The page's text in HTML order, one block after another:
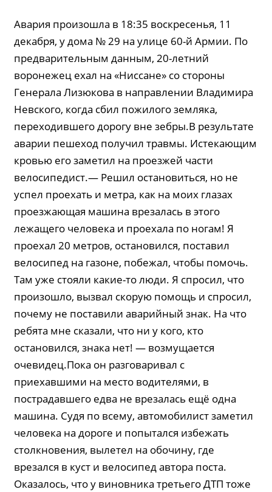
Авария произошла в 18:35 воскресенья, 11
декабря, у дома № 29 на улице 60-й Армии. По
предварительным данным, 20-летний
воронежец ехал на «Ниссане» со стороны
Генерала Лизюкова в направлении Владимира
Невского, когда сбил пожилого земляка,
переходившего дорогу вне зебры.В результате
аварии пешеход получил травмы. Истекающим
кровью его заметил на проезжей части
велосипедист.— Решил остановиться, но не
успел проехать и метра, как на моих глазах
проезжающая машина врезалась в этого
лежащего человека и проехала по ногам! Я
проехал 20 метров, остановился, поставил
велосипед на газоне, побежал, чтобы помочь.
Там уже стояли какие-то люди. Я спросил, что
произошло, вызвал скорую помощь и спросил,
почему не поставили аварийный знак. На что
ребята мне сказали, что ни у кого, кто
остановился, знака нет! — возмущается
очевидец.Пока он разговаривал с
приехавшими на место водителями, в
пострадавшего едва не врезалась ещё одна
машина. Судя по всему, автомобилист заметил
человека на дороге и попытался избежать
столкновения, вылетел на обочину, где
врезался в куст и велосипед автора поста.
Оказалось, что у виновника третьего ДТП тоже